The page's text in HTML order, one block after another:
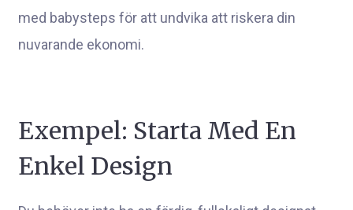
med babysteps för att undvika att riskera din
nuvarande ekonomi.
Exempel: Starta Med En
Enkel Design